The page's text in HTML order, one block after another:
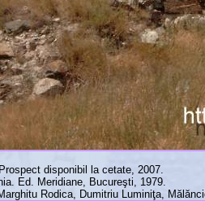
disponibil la cetate, 2007.
Ed. Meridiane, Bucureşti, 1979.
Rodica, Dumitriu Luminiţa,